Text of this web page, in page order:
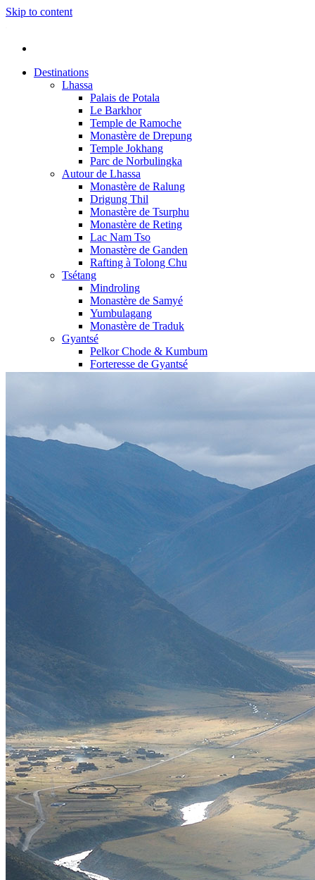
Skip to content
Destinations
Lhassa
Palais de Potala
Le Barkhor
Temple de Ramoche
Monastère de Drepung
Temple Jokhang
Parc de Norbulingka
Autour de Lhassa
Monastère de Ralung
Drigung Thil
Monastère de Tsurphu
Monastère de Reting
Lac Nam Tso
Monastère de Ganden
Rafting à Tolong Chu
Tsétang
Mindroling
Monastère de Samyé
Yumbulagang
Monastère de Traduk
Gyantsé
Pelkor Chode & Kumbum
Forteresse de Gyantsé
Shalu
Fort de Shigatsé
Ouest Tibet
Grottes de Dungkhar
Montagne Everest
Monastère de Khojarnath
Monastère de Sakya
Royaume de Gugé
Tirthapuri
Ambiance
Les Grands Classiques
Culture et festivals
Nature
Voyage à vélo
Quand partir ?
Printemps
Eté
Automne
Hiver
Infos pratiques
Préparer son voyage
Hôtels partenaires
Visa et permis de voyage au Tibet
Vols en avion au Tibet
Prendre le train vers le Tibet
Quand partir au Tibet ?